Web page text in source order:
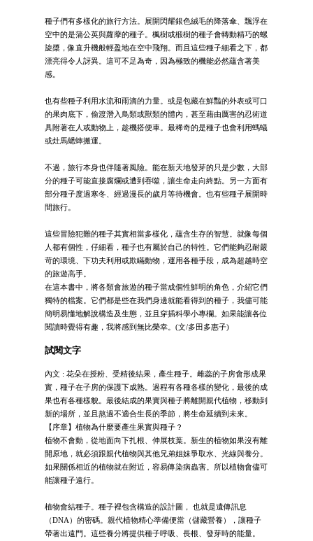
種子們有多樣化的旅行方法。展開閃耀銀色絨毛的降落傘、飄浮在
空中的是蒲公英與蘿藦的種子。楓樹或椴樹的種子會轉動精巧的螺
旋槳，像直升機般輕盈地在空中飛翔。而且這些種子細看之下，都
漂亮得令人訝異。這可不足為奇，因為極致的機能必然蘊含著美
感。
也有些種子利用水流和雨滴的力量。或是包藏在鮮豔的外表或可口
的果肉底下，偷渡潛入鳥類或獸類的體內，甚至藉由厲害的忍術道
具附著在人或動物上，趁機搭便車。最稀奇的是種子也會利用螞蟻
或灶馬蟋蟀搬運。
不過，旅行本身也伴隨著風險。能在新天地發芽的只是少數，大部
分的種子可能直接腐爛或遭到吞噬，讓生命走向終點。另一方面有
部分種子度過寒冬、經過漫長的歲月等待機會。也有些種子展開時
間旅行。
這些冒險犯難的種子其實相當多樣化，蘊含生存的智慧。就像每個
人都有個性，仔細看，種子也有屬於自己的特性。它們能夠忍耐嚴
苛的環境、下功夫利用或欺瞞動物，運用各種手段，成為超越時空
的旅遊高手。
在這本書中，將各類會旅遊的種子當成個性鮮明的角色，介紹它們
獨特的檔案。它們都是些在我們身邊就能看得到的種子，我儘可能
簡明易懂地解說構造及生態，並且穿插科學小專欄。如果能讓各位
閱讀時覺得有趣，我將感到無比榮幸。(文/多田多惠子)
試閱文字
內文 : 花朵在授粉、受精後結果，產生種子。雌蕊的子房會形成果
實，種子在子房的保護下成熟。過程有各種各樣的變化，最後的成
果也有各種樣貌。最後結成的果實與種子將離開親代植物，移動到
新的場所，並且熬過不適合生長的季節，將生命延續到未來。
【序章】植物為什麼要產生果實與種子？
植物不會動，從地面向下扎根、伸展枝葉。新生的植物如果沒有離
開原地，就必須跟親代植物與其他兄弟姐妹爭取水、光線與養分。
如果關係相近的植物就在附近，容易傳染病蟲害。所以植物會儘可
能讓種子遠行。
植物會結種子。種子裡包含構造的設計圖， 也就是遺傳訊息
（DNA）的密碼。親代植物精心準備便當（儲藏營養），讓種子
帶著出遠門。這些養分將提供種子呼吸、長根、發芽時的能量。